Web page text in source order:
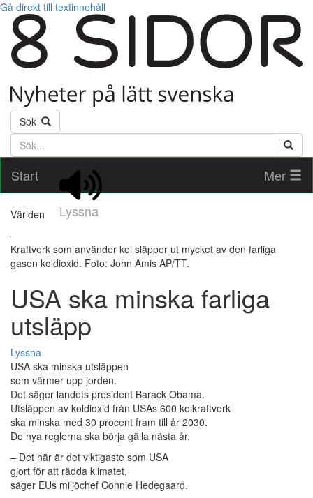
Gå direkt till textinnehåll
Sök
Söktext
Start
Lyssna
Mer
Världen
Kraftverk som använder kol släpper ut mycket av den farliga
gasen koldioxid. Foto: John Amis AP/TT.
USA ska minska farliga
utsläpp
Lyssna
USA ska minska utsläppen
som värmer upp jorden.
Det säger landets president Barack Obama.
Utsläppen av koldioxid från USAs 600 kolkraftverk
ska minska med 30 procent fram till år 2030.
De nya reglerna ska börja gälla nästa år.
– Det här är det viktigaste som USA
gjort för att rädda klimatet,
säger EUs miljöchef Connie Hedegaard.